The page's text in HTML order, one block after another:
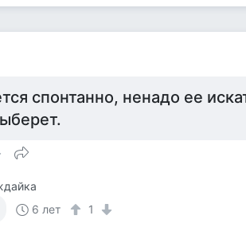
спонтанно, ненадо ее
6 лет 1